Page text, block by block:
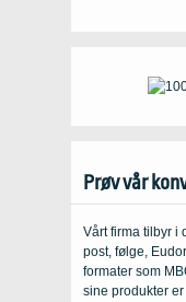
Prøv vår
Vårt firma tilbyr i
post, følge,
formater som
sine produkter